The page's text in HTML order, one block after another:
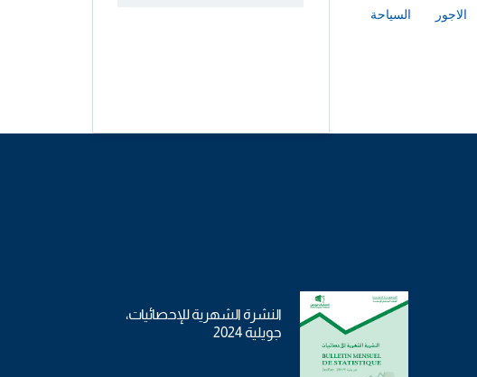
الاجور
السياحة
النشرة الشهرية للإحصائيات،
جويلية 2024